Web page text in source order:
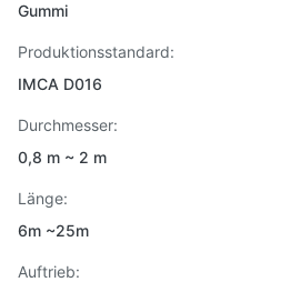
Gummi
Produktionsstandard:
IMCA D016
Durchmesser:
0,8 m ~ 2 m
Länge:
6m ~25m
Auftrieb: